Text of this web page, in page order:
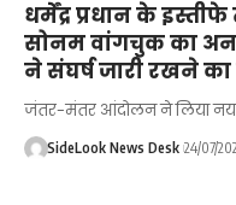
धर्मेंद्र प्रधान के
सोनम वांगचुक का
ने संघर्ष जारी रखने
जंतर-मंतर आंदोलन ने लिया
SideLook News Desk 24/07/